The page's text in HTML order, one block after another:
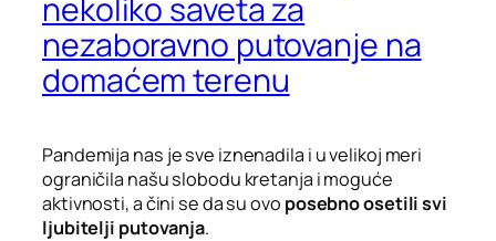
nekoliko saveta za
nezaboravno putovanje na
domaćem terenu
Pandemija nas je sve iznenadila i u velikoj meri
ograničila našu slobodu kretanja i moguće
aktivnosti, a čini se da su ovo posebno osetili svi
ljubitelji putovanja.